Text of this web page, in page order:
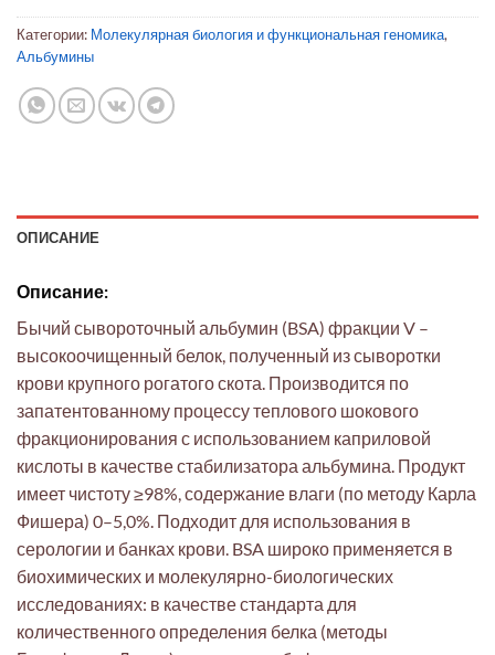
Категории: Молекулярная биология и функциональная геномика,
Альбумины
ОПИСАНИЕ
Описание:
Бычий сывороточный альбумин (BSA) фракции V –
высокоочищенный белок, полученный из сыворотки
крови крупного рогатого скота. Производится по
запатентованному процессу теплового шокового
фракционирования с использованием каприловой
кислоты в качестве стабилизатора альбумина. Продукт
имеет чистоту ≥98%, содержание влаги (по методу Карла
Фишера) 0–5,0%. Подходит для использования в
серологии и банках крови. BSA широко применяется в
биохимических и молекулярно-биологических
исследованиях: в качестве стандарта для
количественного определения белка (методы